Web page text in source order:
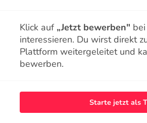
Klick auf „Jetzt bewerben"
interessieren. Du wirst direkt
Plattform weitergeleitet und
bewerben.
Starte jetzt als